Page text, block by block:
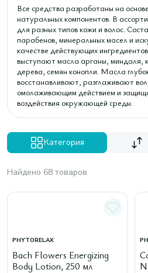
Все средства разработаны на
натуральных компонентов. В
для разных типов кожи и волос.
парабенов, минеральных масел и
качестве действующих
выступают масла арганы, миндаля,
дерева, семян конопли. Масла
восстанавливают, разглаживают
омолаживающим действием и
воздействия окружающей среды.
Категория
Найдено 68 товаров
PHYTORELAX
Bach Flowers Energizing
Body Lotion, 250 мл